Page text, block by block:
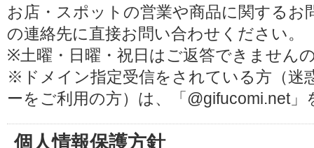
お店・スポットの営業や商品に関する
の連絡先に直接お問い合わせください。
※土曜・日曜・祝日はご返答できません
※ドメイン指定受信をされている方（迷
ーをご利用の方）は、「@gifucomi.net
個人情報保護方針